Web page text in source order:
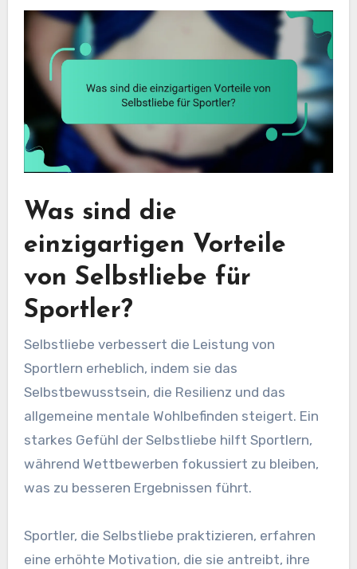
Was sind die
einzigartigen Vorteile
von Selbstliebe für
Sportler?
Selbstliebe verbessert die Leistung von
Sportlern erheblich, indem sie das
Selbstbewusstsein, die Resilienz und das
allgemeine mentale Wohlbefinden steigert. Ein
starkes Gefühl der Selbstliebe hilft Sportlern,
während Wettbewerben fokussiert zu bleiben,
was zu besseren Ergebnissen führt.
Sportler, die Selbstliebe praktizieren, erfahren
eine erhöhte Motivation, die sie antreibt, ihre